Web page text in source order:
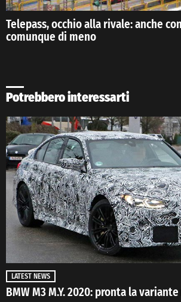
Telepass, occhio alla rivale: anche
comunque di meno
Potrebbero interessarti
LATEST NEWS
BMW M3 M.Y. 2020: pronta la